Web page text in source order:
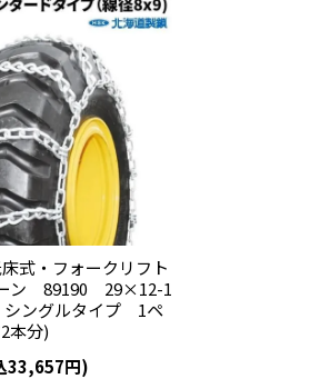
式・フォークリフト
ン 89190 29×12-1
ングルタイプ 1ペ
本分)
33,657円)